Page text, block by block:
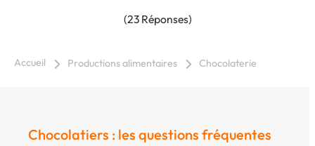
(23 Réponses)
Accueil Productions alimentaires Chocolaterie
Chocolatiers : les questions fréquentes